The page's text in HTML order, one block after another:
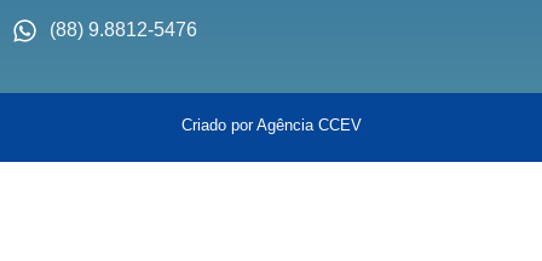
(88) 9.8812-5476
Criado por Agência CCEV